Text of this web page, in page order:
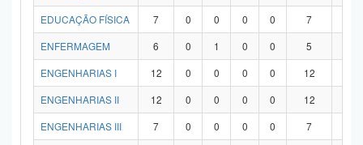
EDUCAÇÃO FÍSICA
7 0 0 0 0 7
ENFERMAGEM
6 0 1 0 0 5
ENGENHARIAS I
12 0 0 0 0 12
ENGENHARIAS II
12 0 0 0 0 12
ENGENHARIAS III
7 0 0 0 0 7